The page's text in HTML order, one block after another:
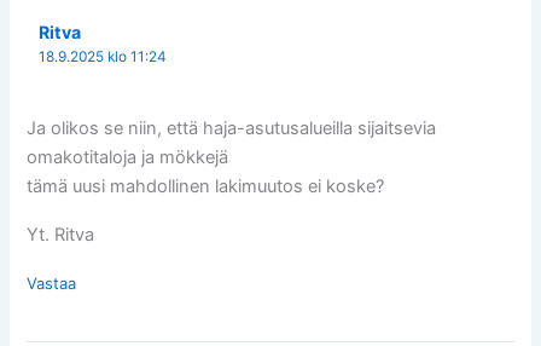
Ritva
18.9.2025 klo 11:24
Ja olikos se niin, että haja-asutusalueilla sijaitsevia
omakotitaloja ja mökkejä
tämä uusi mahdollinen lakimuutos ei koske?
Yt. Ritva
Vastaa